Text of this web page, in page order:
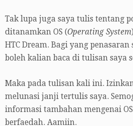
Tak lupa juga saya tulis tentang
ditanamkan OS (Operating System
HTC Dream. Bagi yang
boleh kalian baca di tulisan saya
Maka pada tulisan kali ini.
melunasi janji tertulis saya.
informasi tambahan mengenai
berfaedah. Aamiin.